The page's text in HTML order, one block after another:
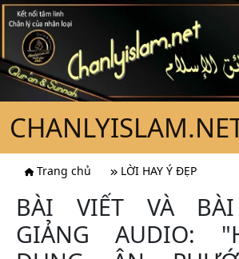
Trang chủ LỜI HAY Ý ĐẸP
BÀI VIẾT VÀ BÀI
GIẢNG AUDIO: